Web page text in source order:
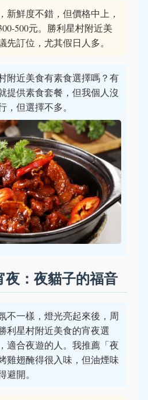
新鮮度不錯，但價格中上，
500元。勝利星村附近美
訂位，尤其假日人多。
附近美食有素食選擇嗎？有
提供素食套餐，但我個人沒
但選擇不多。
夜：夜貓子的福音
不一樣，燈光亮起來後，周
利星村附近美食的宵夜選
適合夜遊的人。我推薦「夜
雞翅醃得很入味，但油煙味
開。